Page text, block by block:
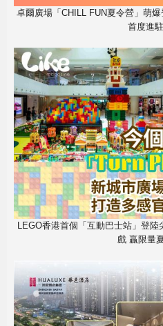
卓爾廣場「CHILL FUN夏令營」萌
首度進
LEGO香港首個「互動巴士站」登
戲 贏限量